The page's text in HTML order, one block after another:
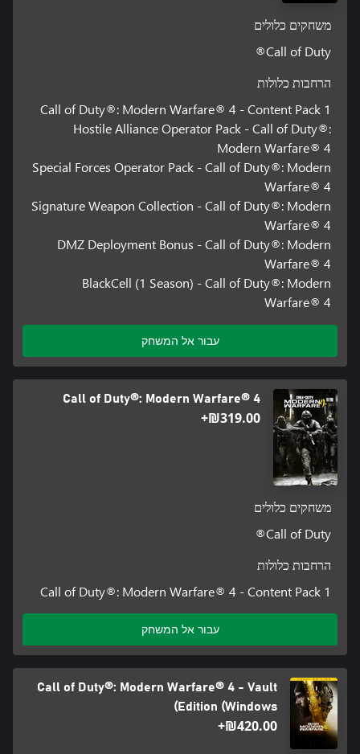
משחקים כלולים
Call of Duty®
הרחבות כלולות
Call of Duty®: Modern Warfare® 4 - Content Pack 1
Hostile Alliance Operator Pack - Call of Duty®:
Modern Warfare® 4
Special Forces Operator Pack - Call of Duty®: Modern
Warfare® 4
Signature Weapon Collection - Call of Duty®: Modern
Warfare® 4
DMZ Deployment Bonus - Call of Duty®: Modern
Warfare® 4
BlackCell (1 Season) - Call of Duty®: Modern
Warfare® 4
עבור אל המשחק
Call of Duty®: Modern Warfare® 4
‪₪‎319.00‬+
משחקים כלולים
Call of Duty®
הרחבות כלולות
Call of Duty®: Modern Warfare® 4 - Content Pack 1
עבור אל המשחק
Call of Duty®: Modern Warfare® 4 - Vault
Edition (Windows)
‪₪‎420.00‬+